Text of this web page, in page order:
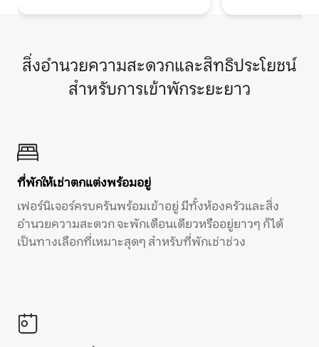
สิ่งอำนวยความสะดวกและสิทธิประโยชน์
สำหรับการเข้าพักระยะยาว
ที่พักให้เช่าตกแต่งพร้อมอยู่
เฟอร์นิเจอร์ครบครันพร้อมเข้าอยู่ มีทั้งห้องครัวและสิ่ง
อำนวยความสะดวก จะพักเดือนเดียวหรืออยู่ยาวๆ ก็ได้
เป็นทางเลือกที่เหมาะสุดๆ สำหรับที่พักเช่าช่วง